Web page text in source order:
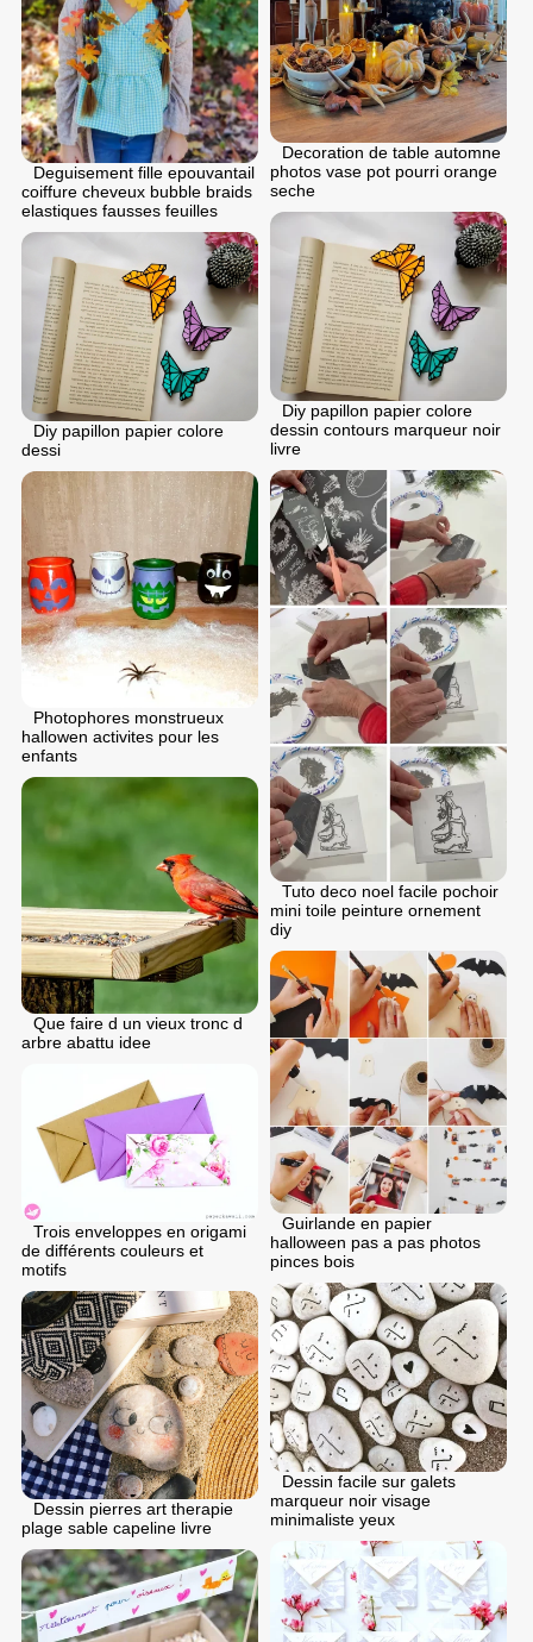
Decoration de table automne
photos vase pot pourri orange
seche
Deguisement fille epouvantail
coiffure cheveux bubble braids
elastiques fausses feuilles
Diy papillon papier colore
dessin contours marqueur noir
livre
Diy papillon papier colore
dessi
Tuto deco noel facile pochoir
mini toile peinture ornement
diy
Photophores monstrueux
hallowen activites pour les
enfants
Que faire d un vieux tronc d
arbre abattu idee
Guirlande en papier
halloween pas a pas photos
pinces bois
Trois enveloppes en origami
de différents couleurs et
motifs
Dessin facile sur galets
marqueur noir visage
minimaliste yeux
Dessin pierres art therapie
plage sable capeline livre